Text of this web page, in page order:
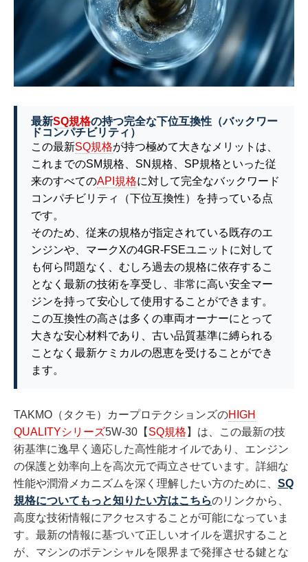
最新SQ規格の持つ完全な下位互換性（バックワー
ドコンパチビリティ）
この最新SQ規格が持つ極めて大きなメリットは、
これまでのSM規格、SN規格、SP規格といった従
来のすべてのAPI規格に対して完全なバックワード
コンパチビリティ（下位互換性）を持っている点
です。
そのため、従来の規格が指定されている既存のエ
ンジンや、マークXの4GR-FSEユニットに対して
も何ら問題なく、むしろ過去の規格に依存するこ
となく最新の技術を享受し、非常に高い安全マー
ジンを持って安心して使用することができます。
この互換性の高さは多くの車両オーナーにとって
大きな安心材料であり、古い品質基準に縛られる
ことなく最新ケミカルの恩恵を受けることができ
ます。
TAKMO（タクモ）カープロテクションズのHIGH
QUALITYシリーズ5W-30【 SQ規格 】は、この最新の技
術基準に逸早く適応した高性能オイルであり、エンジン
の保護と効率向上を高次元で両立させています。詳細な
性能や潤滑メカニズムを深く理解したい方のために、 SQ
規格についてもっと知りたい方はこちらのリンクから、
高度な技術情報にアクセスすることが可能になっていま
す。最新の情報に基づいて正しいオイルを選択すること
が、マシンのポテンシャルを限界まで発揮させる鍵とな